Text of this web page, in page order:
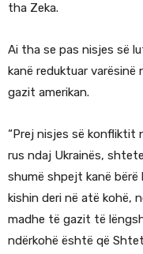
tha Zeka.
Ai tha se pas nisjes së
kanë reduktuar
gazit amerikan.
“Prej nisjes së konfliktit
rus ndaj Ukrainës,
shumë shpejt kanë bërë
kishin deri në atë kohë,
madhe të gazit të
ndërkohë është që